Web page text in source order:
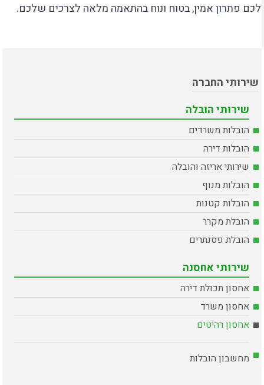
לכם פתרון אמין, בטוח ונוח בהתאמה מלאה לצרכים שלכם.
שירותי החברה
שירותי הובלה
הובלות משרדים
הובלות דירה
שירותי אריזה והובלה
הובלות מנוף
הובלות קטנות
הובלת מקרר
הובלת פסנתרים
שירותי אחסנה
אחסון תכולת דירה
אחסון משרד
אחסון רהיטים
מחשבון הובלות